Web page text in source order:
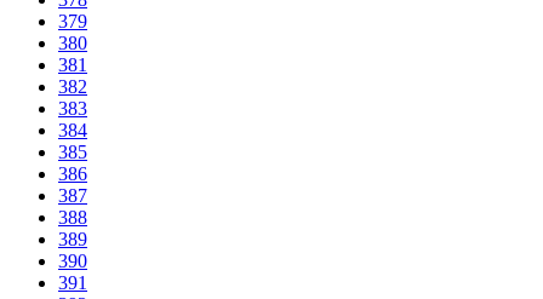
379
380
381
382
383
384
385
386
387
388
389
390
391